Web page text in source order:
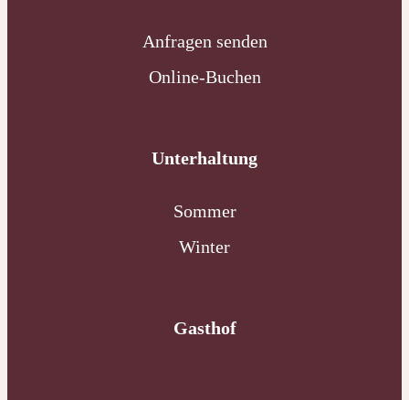
Anfragen senden
Online-Buchen
Unterhaltung
Sommer
Winter
Gasthof